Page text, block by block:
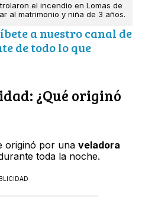
el incendio en Lomas de
al matrimonio y niña de 3 años.
a nuestro canal de
de todo lo que
¿Qué originó
originó por una veladora
toda la noche.